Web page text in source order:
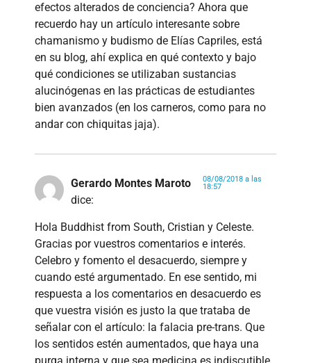
efectos alterados de conciencia? Ahora que
recuerdo hay un artículo interesante sobre
chamanismo y budismo de Elías Capriles, está
en su blog, ahí explica en qué contexto y bajo
qué condiciones se utilizaban sustancias
alucinógenas en las prácticas de estudiantes
bien avanzados (en los carneros, como para no
andar con chiquitas jaja).
Gerardo Montes Maroto
dice:
08/08/2018 a las
18:57
Hola Buddhist from South, Cristian y Celeste.
Gracias por vuestros comentarios e interés.
Celebro y fomento el desacuerdo, siempre y
cuando esté argumentado. En ese sentido, mi
respuesta a los comentarios en desacuerdo es
que vuestra visión es justo la que trataba de
señalar con el artículo: la falacia pre-trans. Que
los sentidos estén aumentados, que haya una
purga interna y que sea medicina es indiscutible.